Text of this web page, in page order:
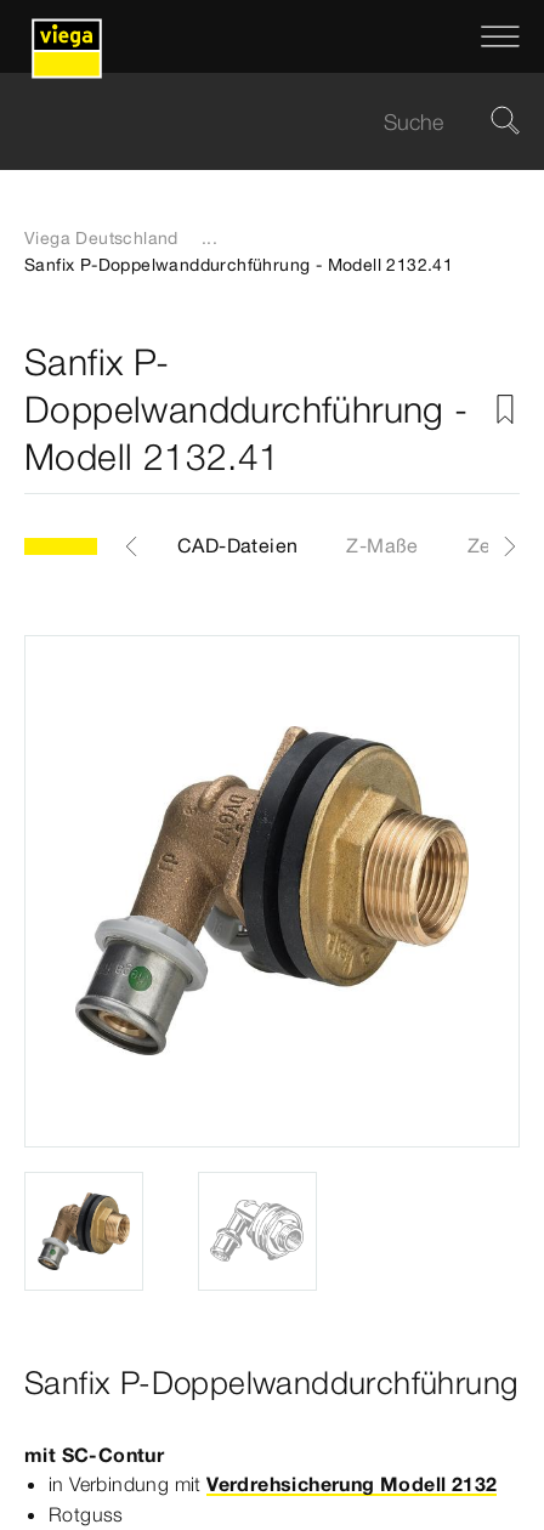
Viega Deutschland
...
Sanfix P-Doppelwanddurchführung - Modell 2132.41
Sanfix P-
Doppelwanddurchführung -
Modell 2132.41
Etiketten CAD-Dateien Z-Maße
Sanfix P-Doppelwanddurchführung
mit SC‑Contur
in Verbindung mitVerdrehsicherung Modell 2132
Rotguss